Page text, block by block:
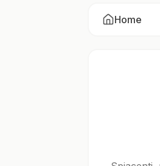
Home